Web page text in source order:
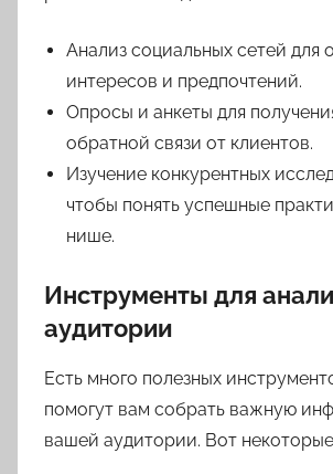
Анализ социальных сетей для
интересов и предпочтений.
Опросы и анкеты для
обратной связи от клиентов.
Изучение конкурентных
чтобы понять успешные
нише.
Инструменты для
аудитории
Есть много полезных
помогут вам собрать важную
вашей аудитории. Вот некоторые